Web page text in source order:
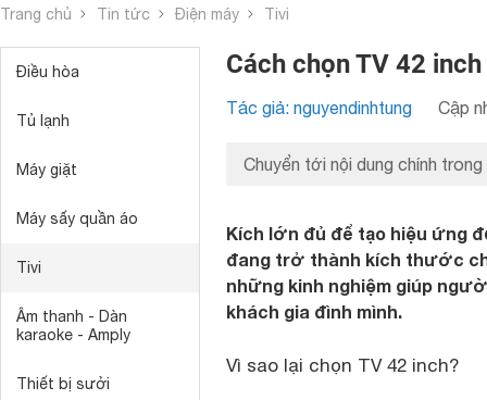
Trang chủ Tin tức Điện máy Tivi
Điều hòa
Tủ lạnh
Máy giặt
Máy sấy quần áo
Tivi
Âm thanh - Dàn
karaoke - Amply
Thiết bị sưởi
Cách chọn TV 42
Tác giả: nguyendinhtung Cập
Chuyển tới nội dung chính trong
Kích lớn đủ để tạo hiệu ứng
đang trở thành kích thước
những kinh nghiệm giúp
khách gia đình mình.
Vì sao lại chọn TV 42 inch?